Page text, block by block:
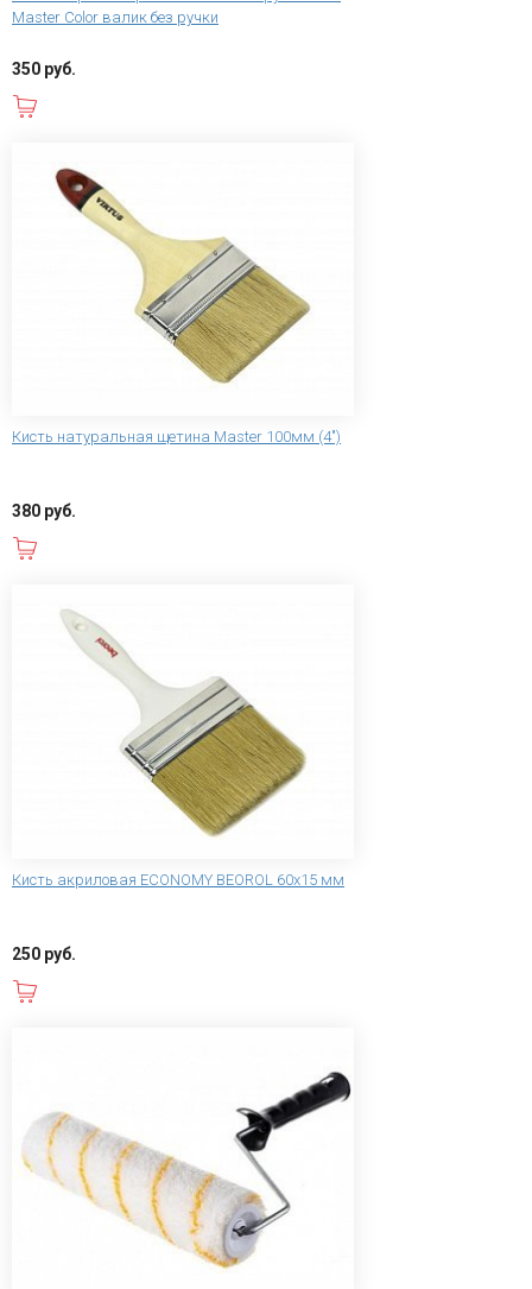
Master Color валик без ручки
350 руб.
Кисть натуральная щетина Master 100мм (4")
380 руб.
Кисть акриловая ECONOMY BEOROL 60х15 мм
250 руб.